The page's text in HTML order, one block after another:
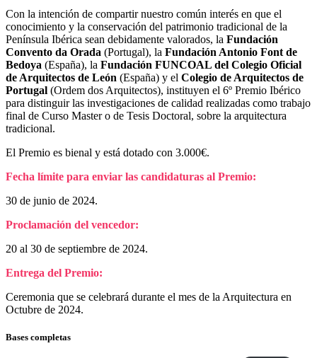
Con la intención de compartir nuestro común interés en que el
conocimiento y la conservación del patrimonio tradicional de la
Península Ibérica sean debidamente valorados, la Fundación
Convento da Orada (Portugal), la Fundación Antonio Font de
Bedoya (España), la Fundación FUNCOAL del Colegio Oficial
de Arquitectos de León (España) y el Colegio de Arquitectos de
Portugal (Ordem dos Arquitectos), instituyen el 6º Premio Ibérico
para distinguir las investigaciones de calidad realizadas como trabajo
final de Curso Master o de Tesis Doctoral, sobre la arquitectura
tradicional.
El Premio es bienal y está dotado con 3.000€.
Fecha límite para enviar las candidaturas al Premio:
30 de junio de 2024.
Proclamación del vencedor:
20 al 30 de septiembre de 2024.
Entrega del Premio:
Ceremonia que se celebrará durante el mes de la Arquitectura en
Octubre de 2024.
Bases completas